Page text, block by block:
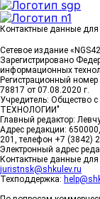
Контактные данные
Сетевое издание
Зарегистрировано
информационных
Регистрационный
78817 от 07.08.2020 г.
Учредитель: Общество
ТЕХНОЛОГИИ"
Главный редактор:
Адрес редакции:
201, телефон +7 (3842)
Электронный адрес
Контактные данные
juristnsk@shkulev.ru
Техподдержка: